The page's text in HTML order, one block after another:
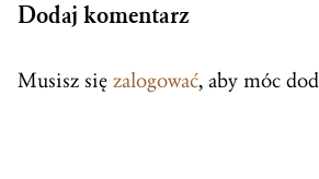
Dodaj komentarz
Musisz się zalogować, aby móc